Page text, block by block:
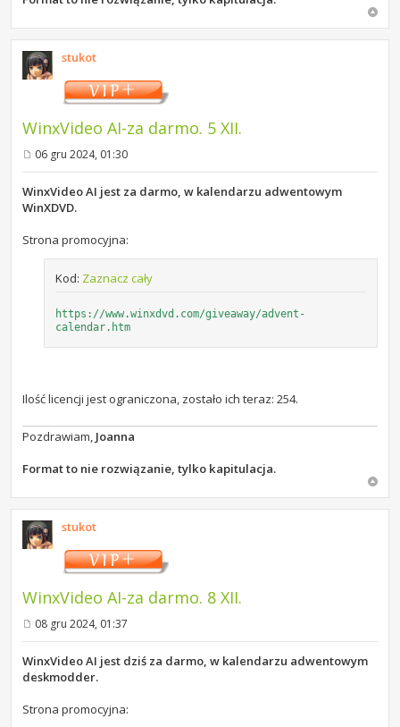
stukot
WinxVideo AI-za darmo. 5 XII.
o
s
t
06 gru 2024, 01:30
WinxVideo AI jest za darmo, w kalendarzu adwentowym
WinXDVD.
Strona promocyjna:
Kod: Zaznacz cały
https://www.winxdvd.com/giveaway/advent-
calendar.htm
Ilość licencji jest ograniczona, zostało ich teraz: 254.
Pozdrawiam, Joanna
Format to nie rozwiązanie, tylko kapitulacja.
stukot
WinxVideo AI-za darmo. 8 XII.
o
s
08 gru 2024, 01:37
WinxVideo AI jest dziś za darmo, w kalendarzu adwentowym
deskmodder.
Strona promocyjna: